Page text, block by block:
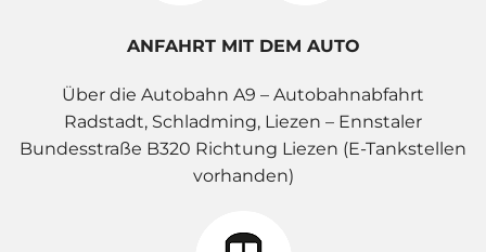
ANFAHRT MIT DEM AUTO
Über die Autobahn A9 – Autobahnabfahrt
Radstadt, Schladming, Liezen – Ennstaler
Bundesstraße B320 Richtung Liezen (E-Tankstellen
vorhanden)